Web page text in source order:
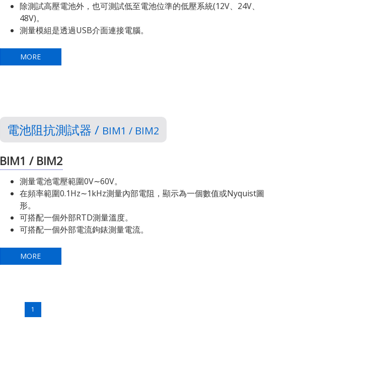
除測試高壓電池外，也可測試低至電池位準的低壓系統(12V、24V、
48V)。
測量模組是透過USB介面連接電腦。
MORE
電池阻抗測試器 / BIM1 / BIM2
BIM1 / BIM2
測量電池電壓範圍0V∼60V。
在頻率範圍0.1Hz∼1kHz測量內部電阻，顯示為一個數值或Nyquist圖
形。
可搭配一個外部RTD測量溫度。
可搭配一個外部電流鉤錶測量電流。
MORE
1